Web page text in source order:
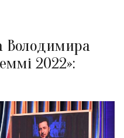
Володимира
2022»: